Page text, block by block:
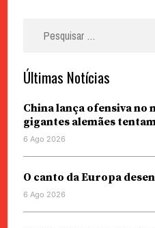
Últimas Notícias
China lança ofensiva no
gigantes alemães
6 Ago 2026
O canto da Europa
6 Ago 2026